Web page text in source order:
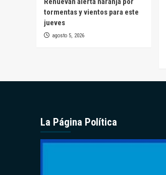
tormentas y vientos para este
jueves
agosto 5, 2026
La Página Política